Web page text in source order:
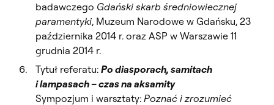
badawczego Gdański skarb średniowiecznej
paramentyki, Muzeum Narodowe w Gdańsku, 23
października 2014 r. oraz ASP w Warszawie 11
grudnia 2014 r.
Tytuł referatu: Po diasporach, samitach
i lampasach – czas na aksamity
Sympozjum i warsztaty: Poznać i zrozumieć